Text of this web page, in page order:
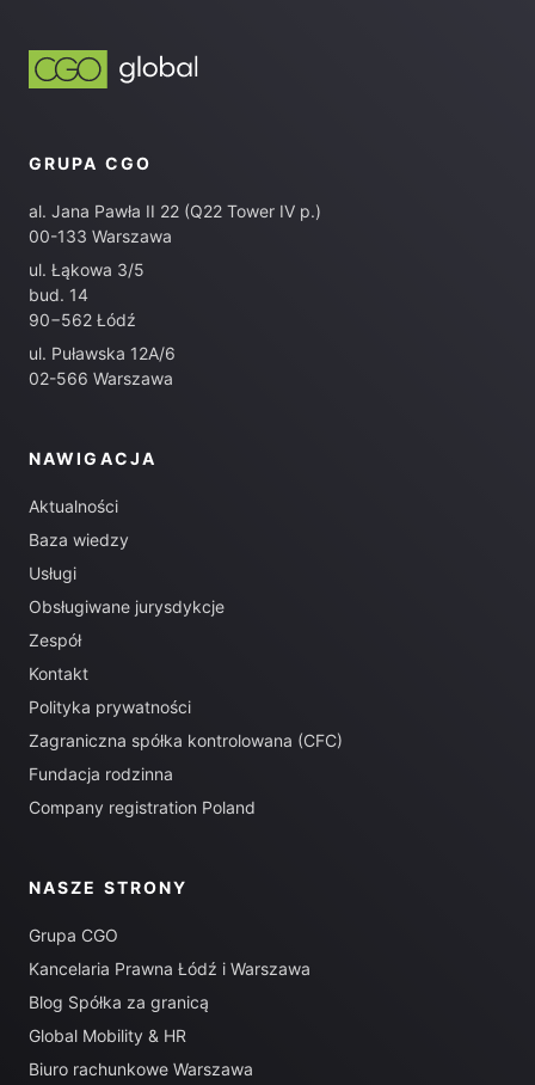
GRUPA CGO
al. Jana Pawła II 22 (Q22 Tower IV p.)
00-133 Warszawa
ul. Łąkowa 3/5
bud. 14
90−562 Łódź
ul. Puławska 12A/6
02-566 Warszawa
NAWIGACJA
Aktualności
Baza wiedzy
Usługi
Obsługiwane jurysdykcje
Zespół
Kontakt
Polityka prywatności
Zagraniczna spółka kontrolowana (CFC)
Fundacja rodzinna
Company registration Poland
NASZE STRONY
Grupa CGO
Kancelaria Prawna Łódź i Warszawa
Blog Spółka za granicą
Global Mobility & HR
Biuro rachunkowe Warszawa